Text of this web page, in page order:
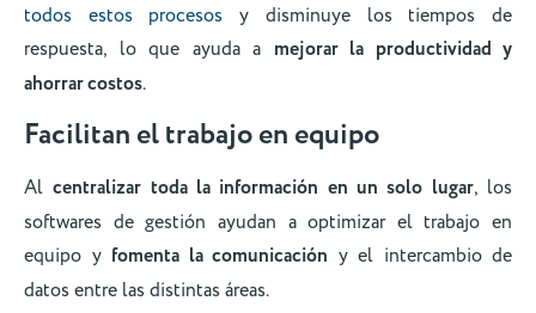
todos estos procesos y disminuye los tiempos de
respuesta, lo que ayuda a mejorar la productividad y
ahorrar costos.
Facilitan el trabajo en equipo
Alcentralizar toda la información en un solo lugar, los
softwares de gestión ayudan a optimizar el trabajo en
equipo y fomenta la comunicación y el intercambio de
datos entre las distintas áreas.